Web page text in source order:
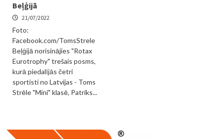
Beļģijā
21/07/2022
Foto:
Facebook.com/TomsStrele
Beļģijā norisinājies "Rotax
Eurotrophy" trešais posms,
kurā piedalījās četri
sportisti no Latvijas - Toms
Strēle "Mini" klasē, Patriks...